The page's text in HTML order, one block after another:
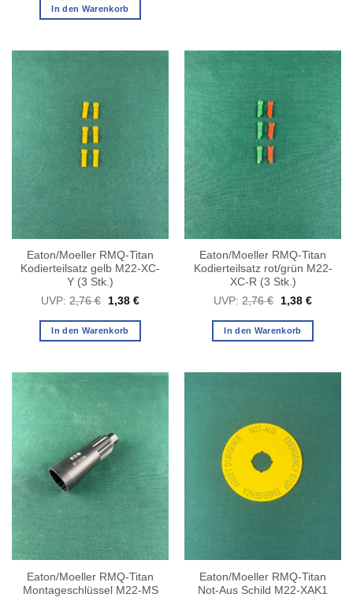
2,37 €
In den Warenkorb
Eaton/Moeller RMQ-Titan
Kodierteilsatz gelb M22-XC-
Y (3 Stk.)
UVP: 2,76€
Ursprünglicher
war:
2,76 €
1,38 €Aktueller
ist:
In den Warenkorb
Eaton/Moeller RMQ-Titan
Kodierteilsatz rot/grün M22-
XC-R (3 Stk.)
UVP: 2,76€
Ursprünglicher
war:
2,76 €
1,38 €
ist:
In den Warenkorb
Eaton/Moeller RMQ-Titan
Montageschlüssel M22-MS
Eaton/Moeller RMQ-Titan
Not-Aus Schild M22-XAK1